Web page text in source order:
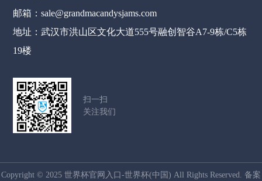
邮箱：sale@grandmacandysjams.com
地址：武汉市洪山区文化大道555号融创智谷A7-9栋/C5栋
19楼
扫一扫
关注我们
Copyright © 2025 世界杯官网入口-世界杯(中国) All Rights Reserved. 备案